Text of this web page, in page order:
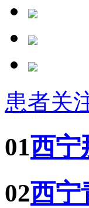
患者关
01西宁
02西宁